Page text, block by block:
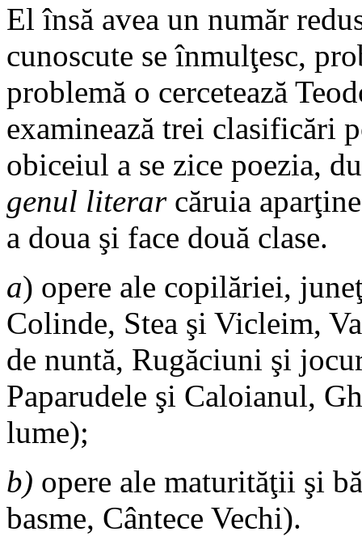
El însă avea un număr
cunoscute se înmulţesc,
problemă o cercetează
examinează trei clasificări
obiceiul a se zice poezia,
genul literarcăruia
a doua şi face două clase.
a) opere ale copilăriei,
Colinde, Stea şi Vicleim,
de nuntă, Rugăciuni şi
Paparudele şi Caloianul,
lume);
b) opere ale maturităţii şi
basme, Cântece Vechi).